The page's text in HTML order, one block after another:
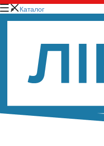
Каталог